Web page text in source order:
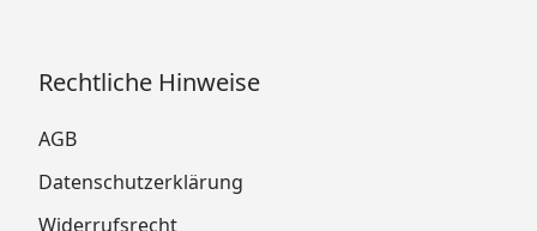
Rechtliche Hinweise
AGB
Datenschutzerklärung
Widerrufsrecht